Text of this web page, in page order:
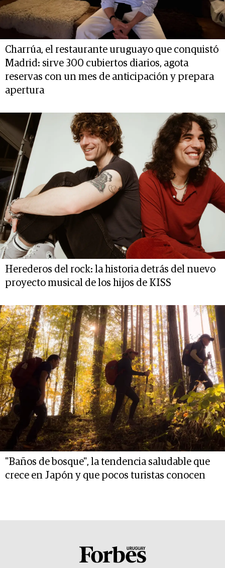
Charrúa, el restaurante uruguayo que conquistó
Madrid: sirve 300 cubiertos diarios, agota
reservas con un mes de anticipación y prepara
apertura
Herederos del rock: la historia detrás del nuevo
proyecto musical de los hijos de KISS
"Baños de bosque", la tendencia saludable que
crece en Japón y que pocos turistas conocen